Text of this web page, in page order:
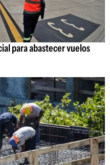
para abastecer vuelos